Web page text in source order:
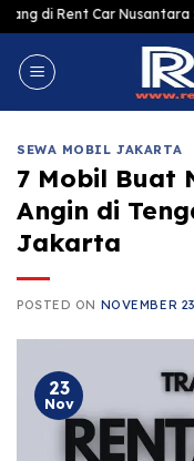
Skip
to
content
Nusantara : Sewa &
SEWA MOBIL JAKARTA
7 Mobil Buat
Angin di
Jakarta
POSTED ON NOVEMBER
23
Nov